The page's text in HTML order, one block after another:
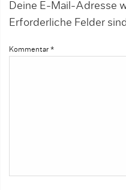
Deine E-Mail-Adresse
Erforderliche Felder
Kommentar *